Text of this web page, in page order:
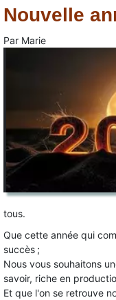
Nouvelle
Par Marie
tous.
Que cette année qui
succès ;
Nous vous souhaitons
savoir, riche en
Et que l'on se retrouve